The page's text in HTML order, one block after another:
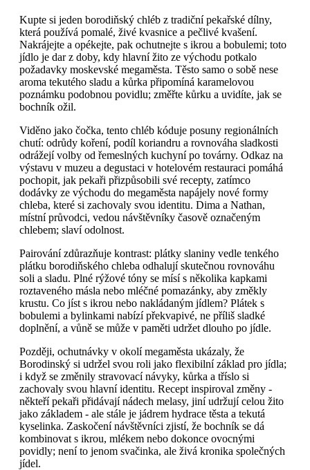
Kupte si jeden borodiňský chléb z tradiční pekařské dílny,
která používá pomalé, živé kvasnice a pečlivé kvašení.
Nakrájejte a opékejte, pak ochutnejte s ikrou a bobulemi; toto
jídlo je dar z doby, kdy hlavní žito ze východu potkalo
požadavky moskevské megaměsta. Těsto samo o sobě nese
aroma tekutého sladu a kůrka připomíná karamelovou
poznámku podobnou povidlu; změřte kůrku a uvidíte, jak se
bochník ožil.
Viděno jako čočka, tento chléb kóduje posuny regionálních
chutí: odrůdy koření, podíl koriandru a rovnováha sladkosti
odrážejí volby od řemeslných kuchyní po továrny. Odkaz na
výstavu v muzeu a degustaci v hotelovém restauraci pomáhá
pochopit, jak pekaři přizpůsobili své recepty, zatímco
dodávky ze východu do megaměsta napájely nové formy
chleba, které si zachovaly svou identitu. Dima a Nathan,
místní průvodci, vedou návštěvníky časově označeným
chlebem; slaví odolnost.
Pairování zdůrazňuje kontrast: plátky slaniny vedle tenkého
plátku borodiňského chleba odhalují skutečnou rovnováhu
soli a sladu. Plné rýžové tóny se mísí s několika kapkami
roztaveného másla nebo mléčné pomazánky, aby změkly
krustu. Co jíst s ikrou nebo nakládaným jídlem? Plátek s
bobulemi a bylinkami nabízí překvapivé, ne příliš sladké
doplnění, a vůně se může v paměti udržet dlouho po jídle.
Později, ochutnávky v okolí megaměsta ukázaly, že
Borodinský si udržel svou roli jako flexibilní základ pro jídla;
i když se změnily stravovací návyky, kůrka a tříslo si
zachovaly svou hlavní identitu. Recept inspiroval změny -
někteří pekaři přidávají nádech melasy, jiní udržují celou žito
jako základem - ale stále je jádrem hydrace těsta a tekutá
kyselinka. Zaskočení návštěvníci zjistí, že bochník se dá
kombinovat s ikrou, mlékem nebo dokonce ovocnými
povidly; není to jenom svačinka, ale živá kronika společných
jídel.